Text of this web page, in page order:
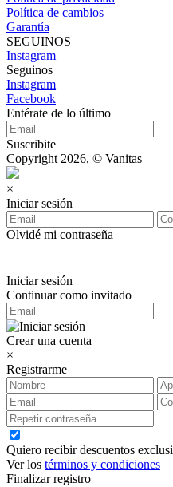
Política de cambios
Garantía
SEGUINOS
Instagram
Seguinos
Instagram
Facebook
Entérate de lo último
Suscribite
Copyright 2026, © Vanitas
×
Iniciar sesión
Olvidé mi contraseña
Iniciar sesión
Continuar como invitado
Crear una cuenta
×
Registrarme
Quiero recibir descuentos
Ver los términos y condiciones
Finalizar registro